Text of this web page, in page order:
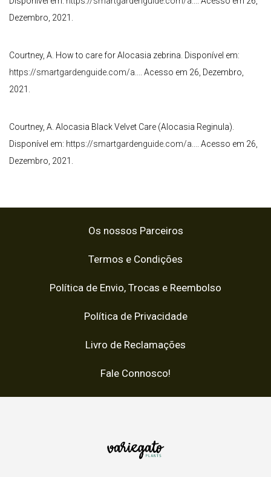
Dezembro, 2021.
Courtney, A. How to care for Alocasia zebrina. Disponível em:
https://smartgardenguide.com/a...
. Acesso em 26, Dezembro,
2021.
Courtney, A. Alocasia Black Velvet Care (Alocasia Reginula).
Disponível em: https://smartgardenguide.com/a...
. Acesso em 26,
Dezembro, 2021.
Os nossos Parceiros
Termos e Condições
Política de Envio, Trocas e Reembolso
Política de Privacidade
Livro de Reclamações
Fale Connosco!